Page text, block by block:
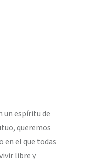
un espíritu de
queremos
en el que todas
libre y